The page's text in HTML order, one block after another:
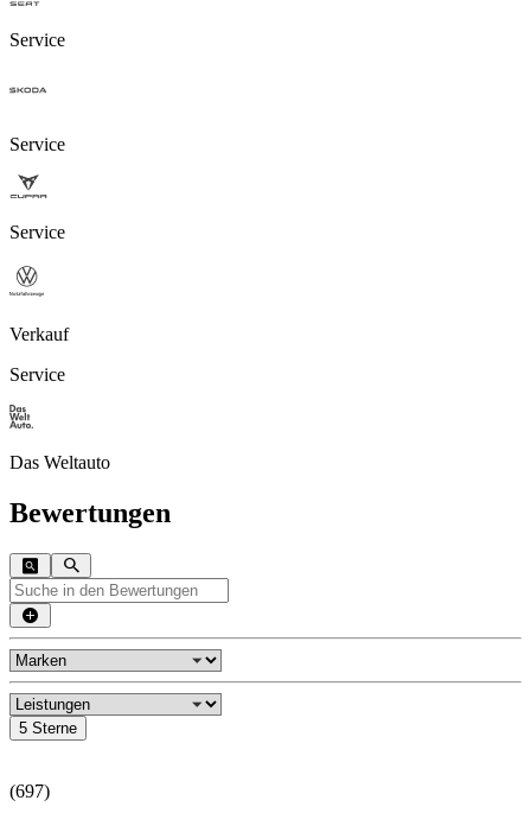
Service
Service
Service
Verkauf
Service
Das Weltauto
Bewertungen
5 Sterne
(697)